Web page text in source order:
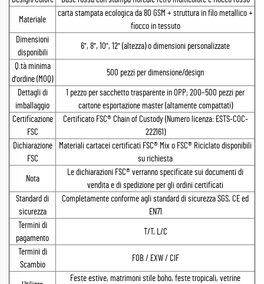
Materiale
carta stampata ecologica da 80 GSM + struttura in filo metallico +
fiocco in tessuto
Dimensioni
disponibili
6", 8", 10", 12" (altezza) o dimensioni personalizzate
Q.tà minima
d'ordine (MOQ)
500 pezzi per dimensione/design
Dettagli di
imballaggio
1 pezzo per sacchetto trasparente in OPP; 200–500 pezzi per
cartone esportazione master (altamente compattati)
Certificazione
FSC
Certificato FSC® Chain of Custody (Numero licenza: ESTS-COC-
222161)
Dichiarazione
FSC
Materiali cartacei certificati FSC® Mix o FSC® Riciclato disponibili
su richiesta
Nota
Le dichiarazioni FSC® verranno specificate sui documenti di
vendita e di spedizione per gli ordini certificati
Standard di
sicurezza
Completamente conforme agli standard di sicurezza SGS, CE ed
EN71
Termini di
pagamento
T/T, L/C
Termini di
Scambio
FOB / EXW / CIF
Feste estive, matrimoni stile boho, feste tropicali, vetrine